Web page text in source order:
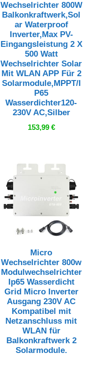
Wechselrichter 800W
Balkonkraftwerk,Sol
ar Waterproof
Inverter,Max PV-
Eingangsleistung 2 X
500 Watt
Wechselrichter Solar
Mit WLAN APP Für 2
Solarmodule,MPPT/I
P65
Wasserdichter120-
230V AC,Silber
153,99 €
Micro
Wechselrichter 800w
Modulwechselrichter
Ip65 Wasserdicht
Grid Micro Inverter
Ausgang 230V AC
Kompatibel mit
Netzanschluss mit
WLAN für
Balkonkraftwerk 2
Solarmodule.